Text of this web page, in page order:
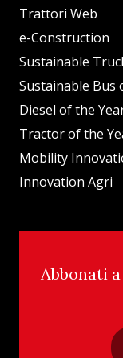
Trattori Web
e-Construction
Sustainable
Sustainable Bus
Diesel of the
Tractor of the
Mobility
Innovation Agri
Abbonati